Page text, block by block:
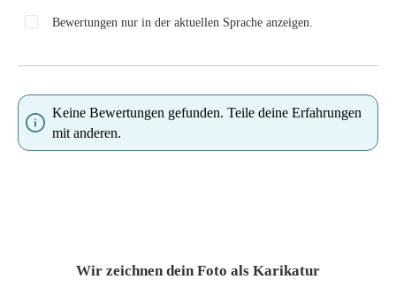
Bewertungen nur in der aktuellen Sprache anzeigen.
Keine Bewertungen gefunden. Teile deine Erfahrungen
mit anderen.
Wir zeichnen dein Foto als Karikatur